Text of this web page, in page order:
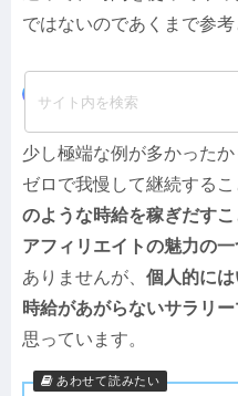
ではないのであくまで参考
まとめ：やればや
少し極端な例が多かった
ゼロで我慢して継続する
のような時給を稼ぎだす
アフィリエイトの魅力の一
ありませんが、 個人的に
時給があがらないサラリ
思っています。